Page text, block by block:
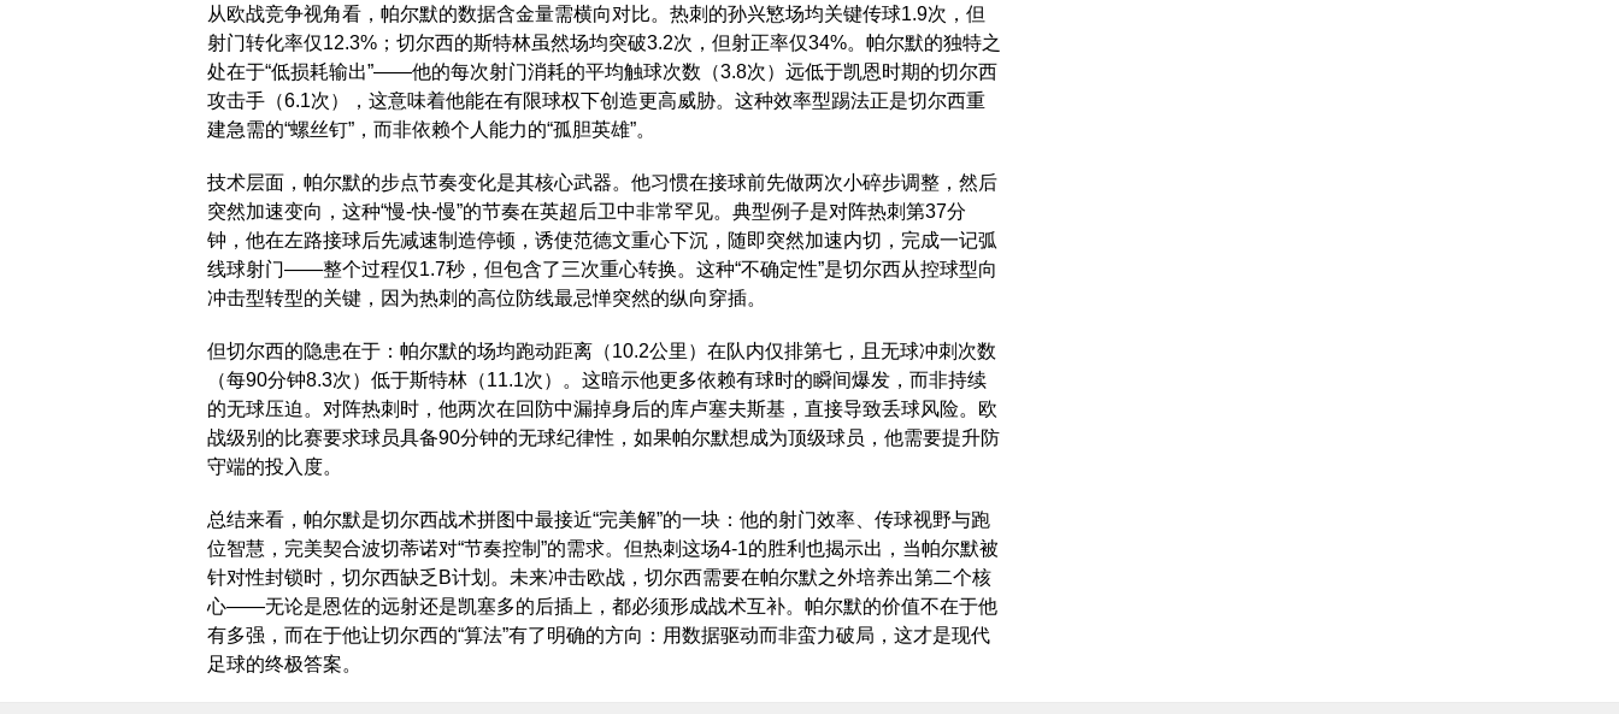
从欧战竞争视角看，帕尔默的数据含金量需横向对比。热刺的孙兴慜场均关键传球1.9次，但
射门转化率仅12.3%；切尔西的斯特林虽然场均突破3.2次，但射正率仅34%。帕尔默的独特之
处在于“低损耗输出”——他的每次射门消耗的平均触球次数（3.8次）远低于凯恩时期的切尔西
攻击手（6.1次），这意味着他能在有限球权下创造更高威胁。这种效率型踢法正是切尔西重
建急需的“螺丝钉”，而非依赖个人能力的“孤胆英雄”。
技术层面，帕尔默的步点节奏变化是其核心武器。他习惯在接球前先做两次小碎步调整，然后
突然加速变向，这种“慢-快-慢”的节奏在英超后卫中非常罕见。典型例子是对阵热刺第37分
钟，他在左路接球后先减速制造停顿，诱使范德文重心下沉，随即突然加速内切，完成一记弧
线球射门——整个过程仅1.7秒，但包含了三次重心转换。这种“不确定性”是切尔西从控球型向
冲击型转型的关键，因为热刺的高位防线最忌惮突然的纵向穿插。
但切尔西的隐患在于：帕尔默的场均跑动距离（10.2公里）在队内仅排第七，且无球冲刺次数
（每90分钟8.3次）低于斯特林（11.1次）。这暗示他更多依赖有球时的瞬间爆发，而非持续
的无球压迫。对阵热刺时，他两次在回防中漏掉身后的库卢塞夫斯基，直接导致丢球风险。欧
战级别的比赛要求球员具备90分钟的无球纪律性，如果帕尔默想成为顶级球员，他需要提升防
守端的投入度。
总结来看，帕尔默是切尔西战术拼图中最接近“完美解”的一块：他的射门效率、传球视野与跑
位智慧，完美契合波切蒂诺对“节奏控制”的需求。但热刺这场4-1的胜利也揭示出，当帕尔默被
针对性封锁时，切尔西缺乏B计划。未来冲击欧战，切尔西需要在帕尔默之外培养出第二个核
心——无论是恩佐的远射还是凯塞多的后插上，都必须形成战术互补。帕尔默的价值不在于他
有多强，而在于他让切尔西的“算法”有了明确的方向：用数据驱动而非蛮力破局，这才是现代
足球的终极答案。